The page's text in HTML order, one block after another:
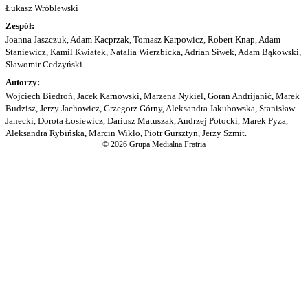
Łukasz Wróblewski
Zespół:
Joanna Jaszczuk, Adam Kacprzak, Tomasz Karpowicz, Robert Knap, Adam
Staniewicz, Kamil Kwiatek, Natalia Wierzbicka, Adrian Siwek, Adam Bąkowski,
Sławomir Cedzyński.
Autorzy:
Wojciech Biedroń, Jacek Karnowski, Marzena Nykiel, Goran Andrijanić, Marek
Budzisz, Jerzy Jachowicz, Grzegorz Górny, Aleksandra Jakubowska, Stanisław
Janecki, Dorota Łosiewicz, Dariusz Matuszak, Andrzej Potocki, Marek Pyza,
Aleksandra Rybińska, Marcin Wikło, Piotr Gursztyn, Jerzy Szmit.
© 2026 Grupa Medialna Fratria